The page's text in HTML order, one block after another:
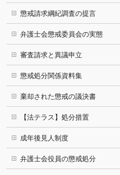
懲戒請求綱紀調査の提言
弁護士会懲戒委員会の実態
審査請求と異議申立
懲戒処分関係資料集
棄却された懲戒の議決書
【法テラス】処分措置
成年後見人制度
弁護士会役員の懲戒処分